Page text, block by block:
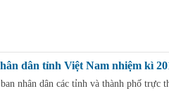
dân tỉnh Việt Nam nhiệm kì
nhân dân các tỉnh và thành phố trực